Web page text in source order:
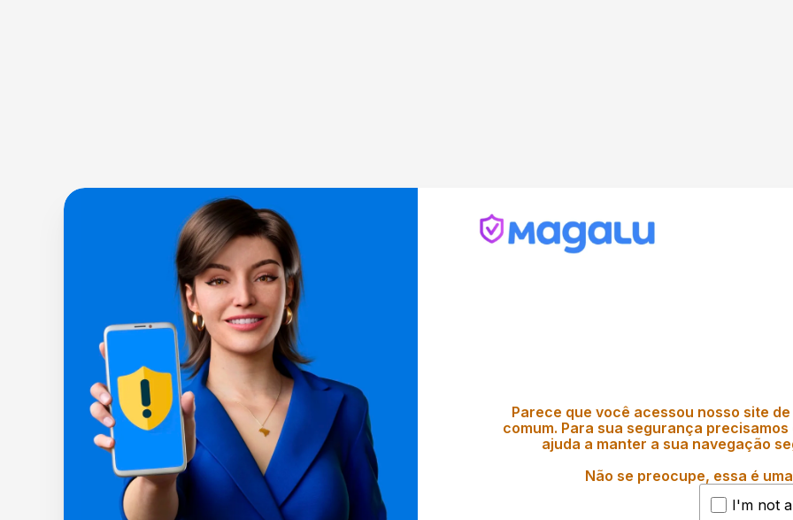
Parece que você acessou nosso site
comum. Para sua segurança
ajuda a manter a sua navegação
Não se preocupe, essa é
I'm not